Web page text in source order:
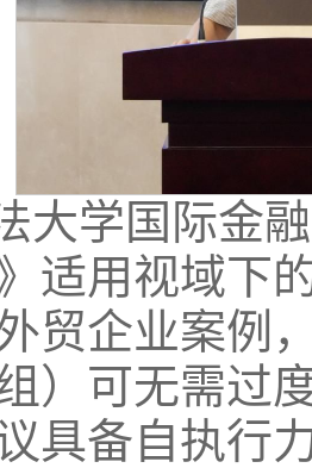
大学国际金
适用视域下
贸企业案例
组）可无需过
具备自执行